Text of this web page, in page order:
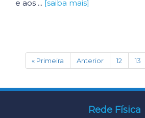
e aos ... [saiba mais]
« Primeira Anterior 12 13
Rede Física